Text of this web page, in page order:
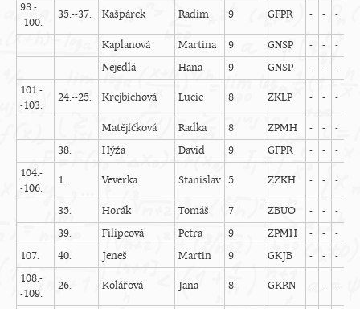
98.-
-100.
35.--37. Kašpárek Radim 9 GFPR - - -
Kaplanová Martina 9 GNSP - - -
Nejedlá
Hana 9 GNSP - - -
101.-
-103.
24.--25. Krejbichová Lucie 8 ZKLP - - -
Matějíčková Radka 8 ZPMH - - -
38.
Hýža David 9 GFPR - - -
104.-
-106.
1. Veverka Stanislav 5 ZZKH - - -
35. Horák Tomáš 7 ZBUO - - -
39.
Filipcová Petra 9 ZPMH - - -
107.
40. Jeneš Martin 9 GKJB - - -
108.-
-109.
26. Kolářová Jana 8 GKRN - - -